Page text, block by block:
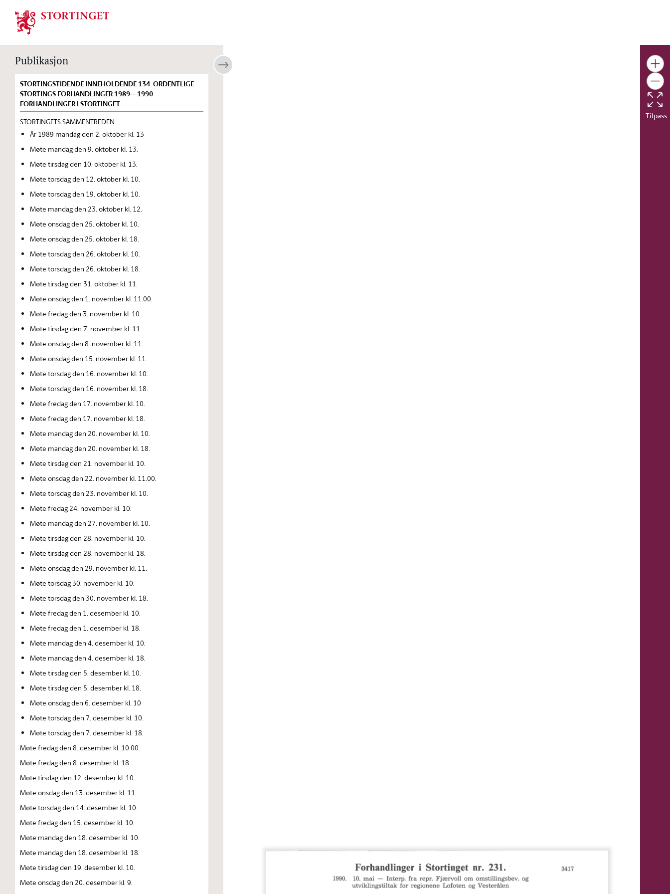
Stortinget.no
Publikasjon
STORTINGSTIDENDE INNEHOLDENDE 134. ORDENTLIGE
STORTINGS FORHANDLINGER 1989—1990
FORHANDLINGER I STORTINGET
STORTINGETS SAMMENTREDEN
År 1989 mandag den 2. oktober kl. 13
Møte mandag den 9. oktober kl. 13.
Møte tirsdag den 10. oktober kl. 13.
Møte torsdag den 12. oktober kl. 10.
Møte torsdag den 19. oktober kl. 10.
Møte mandag den 23. oktober kl. 12.
Møte onsdag den 25. oktober kl. 10.
Møte onsdag den 25. oktober kl. 18.
Møte torsdag den 26. oktober kl. 10.
Møte torsdag den 26. oktober kl. 18.
Møte tirsdag den 31. oktober kl. 11.
Møte onsdag den 1. november kl. 11.00.
Møte fredag den 3. november kl. 10.
Møte tirsdag den 7. november kl. 11.
Møte onsdag den 8. november kl. 11.
Møte onsdag den 15. november kl. 11.
Møte torsdag den 16. november kl. 10.
Møte torsdag den 16. november kl. 18.
Møte fredag den 17. november kl. 10.
Møte fredag den 17. november kl. 18.
Møte mandag den 20. november kl. 10.
Møte mandag den 20. november kl. 18.
Møte tirsdag den 21. november kl. 10.
Møte onsdag den 22. november kl. 11.00.
Møte torsdag den 23. november kl. 10.
Møte fredag 24. november kl. 10.
Møte mandag den 27. november kl. 10.
Møte tirsdag den 28. november kl. 10.
Møte tirsdag den 28. november kl. 18.
Møte onsdag den 29. november kl. 11.
Møte torsdag 30. november kl. 10.
Møte torsdag den 30. november kl. 18.
Møte fredag den 1. desember kl. 10.
Møte fredag den 1. desember kl. 18.
Møte mandag den 4. desember kl. 10.
Møte mandag den 4. desember kl. 18.
Møte tirsdag den 5. desember kl. 10.
Møte tirsdag den 5. desember kl. 18.
Møte onsdag den 6. desember kl. 10
Møte torsdag den 7. desember kl. 10.
Møte torsdag den 7. desember kl. 18.
Møte fredag den 8. desember kl. 10.00.
Møte fredag den 8. desember kl. 18.
Møte tirsdag den 12. desember kl. 10.
Møte onsdag den 13. desember kl. 11.
Møte torsdag den 14. desember kl. 10.
Møte fredag den 15. desember kl. 10.
Møte mandag den 18. desember kl. 10.
Møte mandag den 18. desember kl. 18.
Møte tirsdag den 19. desember kl. 10.
Møte onsdag den 20. desember kl. 9.